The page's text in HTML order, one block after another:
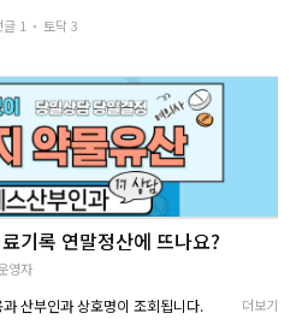
마취 후 진행합니다. 임산부에 때라 전신
있습니다.
주 전 이용하며 자궁경부 확장제를
확장시키고 진공 흡입을 해 임신조직
글 1 토닥 3
기록 연말정산에 뜨나요?
영자
산부인과 상호명이 조회됩니다.
더보기